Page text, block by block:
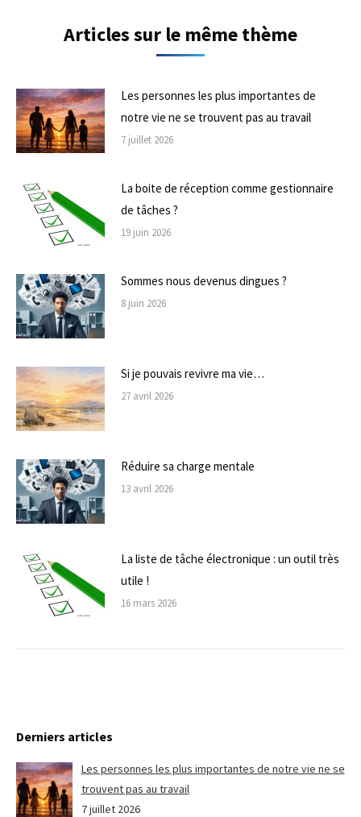
Articles sur le même thème
Les personnes les plus importantes de
notre vie ne se trouvent pas au travail
7 juillet 2026
La boite de réception comme gestionnaire
de tâches ?
19 juin 2026
Sommes nous devenus dingues ?
8 juin 2026
Si je pouvais revivre ma vie…
27 avril 2026
Réduire sa charge mentale
13 avril 2026
La liste de tâche électronique : un outil très
utile !
16 mars 2026
Derniers articles
Les personnes les plus importantes de notre vie ne se
trouvent pas au travail
7 juillet 2026